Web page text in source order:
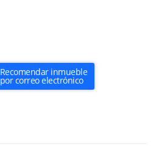
Recomendar inmueble
por correo electrónico